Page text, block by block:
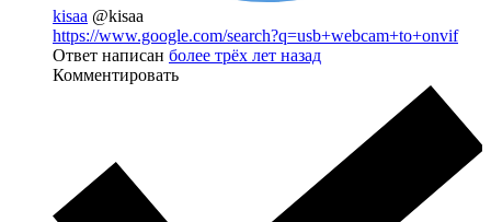
kisaa @kisaa
https://www.google.com/search?q=usb+webcam+to+onvif
Ответ написан более трёх лет назад
Комментировать